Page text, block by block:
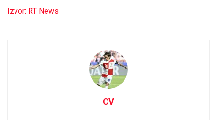
Izvor: RT News
CV